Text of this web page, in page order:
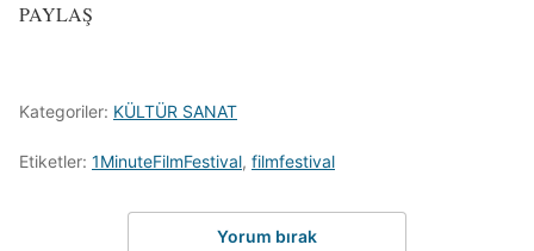
PAYLAŞ
Kategoriler: KÜLTÜR SANAT
Etiketler: 1MinuteFilmFestival, filmfestival
Yorum bırak